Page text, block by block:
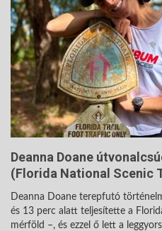
Deanna Doane
(Florida National Scenic
Deanna Doane terepfutó
és 13 perc alatt teljesítette a
mérföld –, és ezzel ő lett a